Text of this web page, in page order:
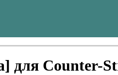
для Counter-